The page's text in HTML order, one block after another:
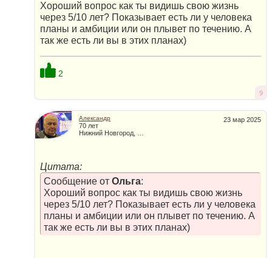
Хороший вопрос как ты видишь свою жизнь
через 5/10 лет? Показывает есть ли у человека
планы и амбиции или он плывет по течению. А
так же есть ли вы в этих планах)
2
9
23 мар 2025
Александр
70 лет
Цитата:
Сообщение от Ольга:
Хороший вопрос как ты видишь свою жизнь
через 5/10 лет? Показывает есть ли у человека
планы и амбиции или он плывет по течению. А
так же есть ли вы в этих планах)